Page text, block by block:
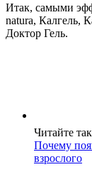
Итак, самыми
natura, Калгель,
Доктор Гель.
Читайте
Почему
взрослого